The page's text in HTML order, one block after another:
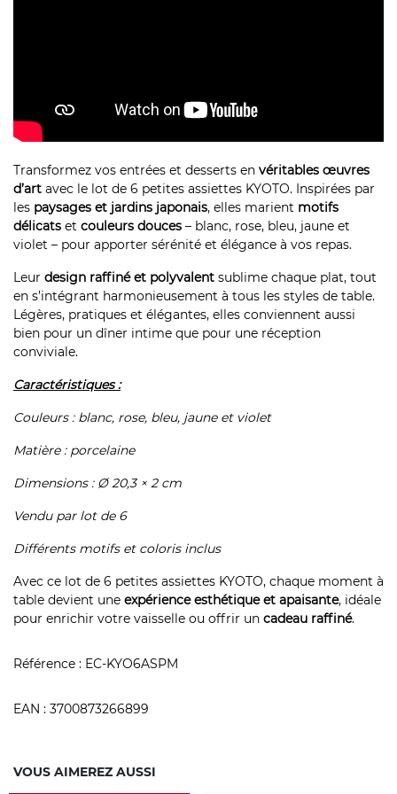
Transformez vos entrées et desserts en véritables œuvres
d’art avec le lot de 6 petites assiettes KYOTO. Inspirées par
les paysages et jardins japonais, elles marient motifs
délicats et couleurs douces – blanc, rose, bleu, jaune et
violet – pour apporter sérénité et élégance à vos repas.
Leur design raffiné et polyvalent sublime chaque plat, tout
en s’intégrant harmonieusement à tous les styles de table.
Légères, pratiques et élégantes, elles conviennent aussi
bien pour un dîner intime que pour une réception
conviviale.
Caractéristiques :
Couleurs : blanc, rose, bleu, jaune et violet
Matière : porcelaine
Dimensions : Ø 20,3 × 2 cm
Vendu par lot de 6
Différents motifs et coloris inclus
Avec ce lot de 6 petites assiettes KYOTO, chaque moment à
table devient une expérience esthétique et apaisante, idéale
pour enrichir votre vaisselle ou offrir un cadeau raffiné.
Référence : EC-KYO6ASPM
EAN : 3700873266899
VOUS AIMEREZ AUSSI